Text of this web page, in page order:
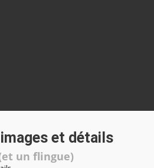
et détails
un flingue)